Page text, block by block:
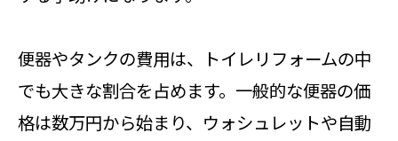
便器やタンクの費用は、トイレリフォームの中
でも大きな割合を占めます。一般的な便器の価
格は数万円から始まり、ウォシュレットや自動